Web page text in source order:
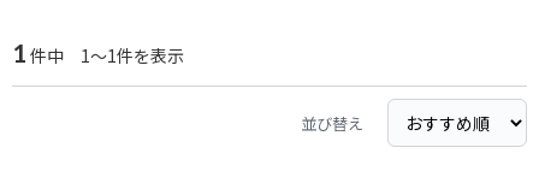
1 件中 1～1件を表示
並び替え